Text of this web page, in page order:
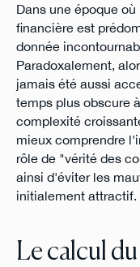
Dans une époque
financière est
donnée
Paradoxalement,
jamais été aussi
temps plus obscure
complexité
mieux comprendre
rôle de "vérité des
ainsi d'éviter les
initialement attractif.
Le calcul